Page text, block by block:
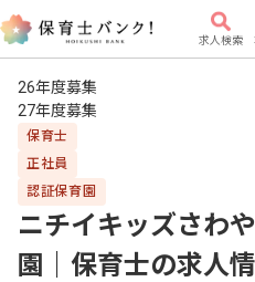
求人検索
26年度募集
27年度募集
保育士
正社員
認証保育園
ニチイキッズさわ
園｜保育士の求人